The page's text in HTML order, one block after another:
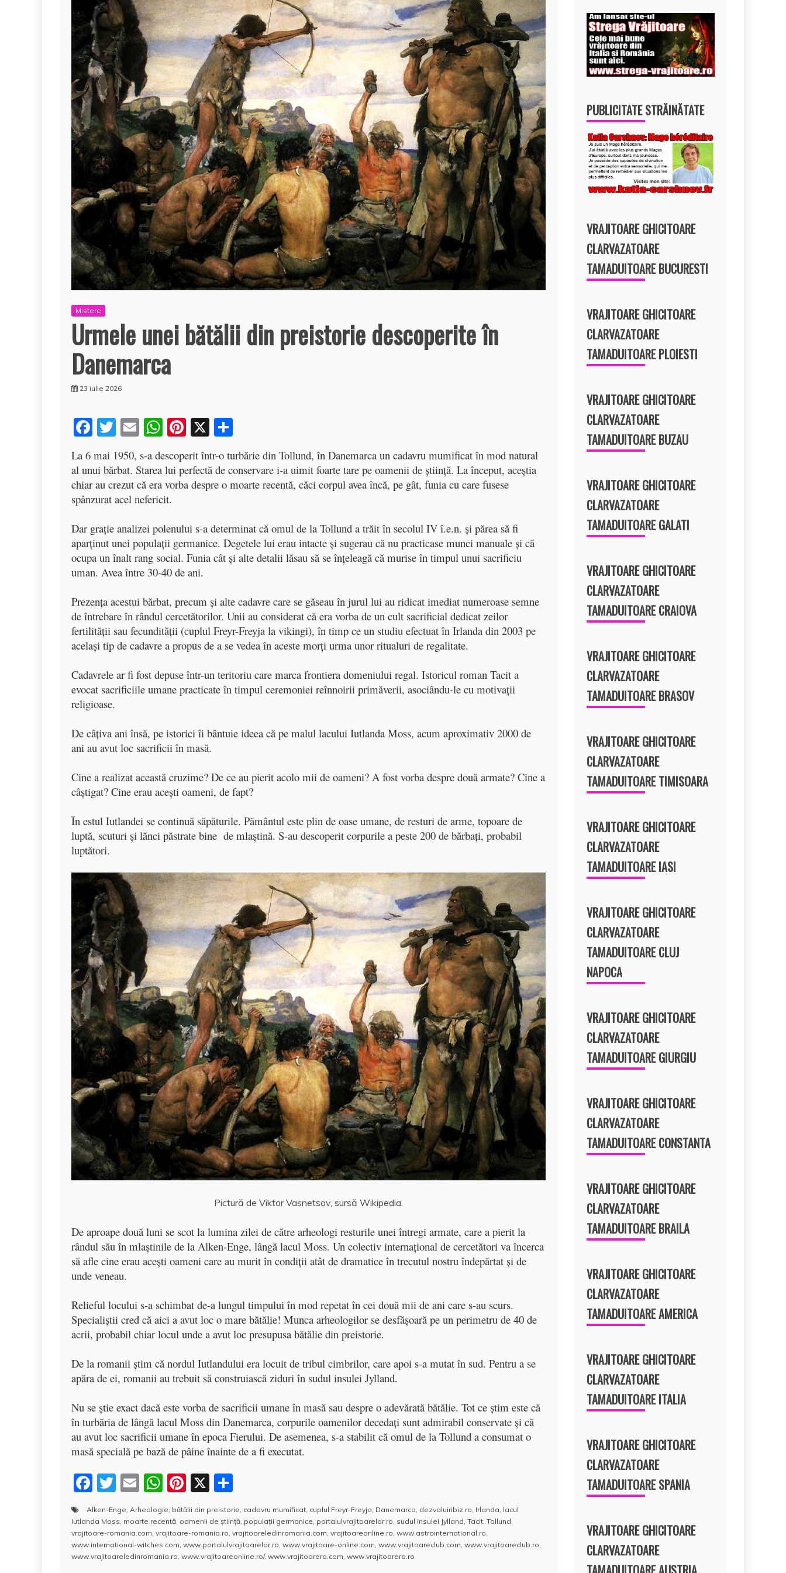
Mistere
Urmele unei bătălii din preistorie descoperite în
Danemarca
23 iulie 2026
F
c
e
b
o
k
T
w
itt
er
E
ai
l
W
at
s
A
p
p
Pi
nt
er
e
X
a
rt
aj
a
z
ă
La 6 mai 1950, s-a descoperit într-o turbărie din Tollund, în Danemarca un cadavru mumificat în mod natural
al unui bărbat. Starea lui perfectă de conservare i-a uimit foarte tare pe oamenii de ştiinţă. La început, aceştia
chiar au crezut că era vorba despre o moarte recentă, căci corpul avea încă, pe gât, funia cu care fusese
spânzurat acel nefericit.
Dar graţie analizei polenului s-a determinat că omul de la Tollund a trăit în secolul IV î.e.n. şi părea să fi
aparţinut unei populaţii germanice. Degetele lui erau intacte şi sugerau că nu practicase munci manuale şi că
ocupa un înalt rang social. Funia cât şi alte detalii lăsau să se înţeleagă că murise în timpul unui sacrificiu
uman. Avea între 30-40 de ani.
Prezenţa acestui bărbat, precum şi alte cadavre care se găseau în jurul lui au ridicat imediat numeroase semne
de întrebare în rândul cercetătorilor. Unii au considerat că era vorba de un cult sacrificial dedicat zeilor
fertilităţii sau fecundităţii (cuplul Freyr-Freyja la vikingi), în timp ce un studiu efectuat în Irlanda din 2003 pe
acelaşi tip de cadavre a propus de a se vedea în aceste morţi urma unor ritualuri de regalitate.
Cadavrele ar fi fost depuse într-un teritoriu care marca frontiera domeniului regal. Istoricul roman Tacit a
evocat sacrificiile umane practicate în timpul ceremoniei reînnoirii primăverii, asociându-le cu motivaţii
religioase.
De câţiva ani însă, pe istorici îi bântuie ideea că pe malul lacului Iutlanda Moss, acum aproximativ 2000 de
ani au avut loc sacrificii în masă.
Cine a realizat această cruzime? De ce au pierit acolo mii de oameni? A fost vorba despre două armate? Cine a
câştigat? Cine erau aceşti oameni, de fapt?
În estul Iutlandei se continuă săpăturile. Pământul este plin de oase umane, de resturi de arme, topoare de
luptă, scuturi şi lănci păstrate bine de mlaştină. S-au descoperit corpurile a peste 200 de bărbaţi, probabil
luptători.
Pictură de Viktor Vasnetsov, sursă Wikipedia.
De aproape două luni se scot la lumina zilei de către arheologi resturile unei întregi armate, care a pierit la
rândul său în mlaştinile de la Alken-Enge, lângă lacul Moss. Un colectiv internaţional de cercetători va încerca
să afle cine erau aceşti oameni care au murit în condiţii atât de dramatice în trecutul nostru îndepărtat şi de
unde veneau.
Relieful locului s-a schimbat de-a lungul timpului în mod repetat în cei două mii de ani care s-au scurs.
Specialiştii cred că aici a avut loc o mare bătălie! Munca arheologilor se desfăşoară pe un perimetru de 40 de
acrii, probabil chiar locul unde a avut loc presupusa bătălie din preistorie.
De la romanii ştim că nordul Iutlandului era locuit de tribul cimbrilor, care apoi s-a mutat în sud. Pentru a se
apăra de ei, romanii au trebuit să construiască ziduri în sudul insulei Jylland.
Nu se ştie exact dacă este vorba de sacrificii umane în masă sau despre o adevărată bătălie. Tot ce ştim este că
în turbăria de lângă lacul Moss din Danemarca, corpurile oamenilor decedaţi sunt admirabil conservate şi că
au avut loc sacrificii umane în epoca Fierului. De asemenea, s-a stabilit că omul de la Tollund a consumat o
masă specială pe bază de pâine înainte de a fi executat.
F
a
c
e
b
T
w
itt
er
E
m
ai
l
W
h
at
s
A
Pi
nt
er
e
st
X
a
rt
aj
e
Alken-Enge Arheologie bătălii din preistorie cadavru mumificat cuplul Freyr-Freyja Danemarca dezvaluiribiz.ro Irlanda lacul
Iutlanda Moss moarte recentă oamenii de ştiinţă populaţii germanice portalulvrajitoarelor.ro sudul insulei Jylland Tacit Tollund
vrajitoare-romania.com vrajitoare-romania.ro vrajitoareledinromania.com vrajitoareonline.ro www.astrointernational.ro
www.international-witches.com www.portalulvrajitoarelor.ro www.vrajitoare-online.com www.vrajitoareclub.com www.vrajitoareclub.ro
www.vrajitoareledinromania.ro www.vrajitoareonline.ro/, www.vrajitoarero.com www.vrajitoarero.ro
PUBLICITATE STRĂINĂTATE
VRAJITOARE GHICITOARE
CLARVAZATOARE
TAMADUITOARE BUCURESTI
VRAJITOARE GHICITOARE
CLARVAZATOARE
TAMADUITOARE PLOIESTI
VRAJITOARE GHICITOARE
CLARVAZATOARE
TAMADUITOARE BUZAU
VRAJITOARE GHICITOARE
CLARVAZATOARE
TAMADUITOARE GALATI
VRAJITOARE GHICITOARE
CLARVAZATOARE
TAMADUITOARE CRAIOVA
VRAJITOARE GHICITOARE
CLARVAZATOARE
TAMADUITOARE BRASOV
VRAJITOARE GHICITOARE
CLARVAZATOARE
TAMADUITOARE TIMISOARA
VRAJITOARE GHICITOARE
CLARVAZATOARE
TAMADUITOARE IASI
VRAJITOARE GHICITOARE
CLARVAZATOARE
TAMADUITOARE CLUJ
NAPOCA
VRAJITOARE GHICITOARE
CLARVAZATOARE
TAMADUITOARE GIURGIU
VRAJITOARE GHICITOARE
CLARVAZATOARE
TAMADUITOARE CONSTANTA
VRAJITOARE GHICITOARE
CLARVAZATOARE
TAMADUITOARE BRAILA
VRAJITOARE GHICITOARE
CLARVAZATOARE
TAMADUITOARE AMERICA
VRAJITOARE GHICITOARE
CLARVAZATOARE
TAMADUITOARE ITALIA
VRAJITOARE GHICITOARE
CLARVAZATOARE
TAMADUITOARE SPANIA
VRAJITOARE GHICITOARE
CLARVAZATOARE